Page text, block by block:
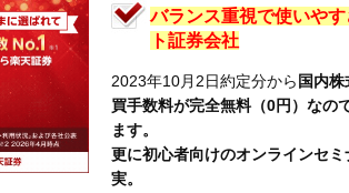
バランス重視で使いや
ト証券会社
2023年10月2日約定分から 国内
買手数料が完全無料（0円）なの
ます。
更に初心者向けのオンラインセ
実。